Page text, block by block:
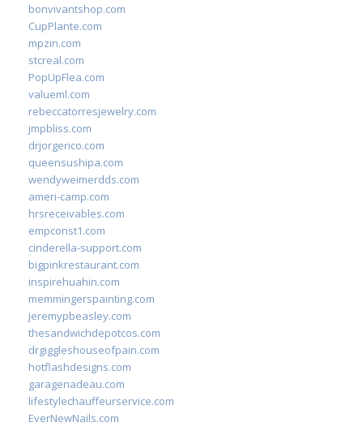
bonvivantshop.com
CupPlante.com
mpzin.com
stcreal.com
PopUpFlea.com
valueml.com
rebeccatorresjewelry.com
jmpbliss.com
drjorgerico.com
queensushipa.com
wendyweimerdds.com
ameri-camp.com
hrsreceivables.com
empconst1.com
cinderella-support.com
bigpinkrestaurant.com
inspirehuahin.com
memmingerspainting.com
jeremypbeasley.com
thesandwichdepotcos.com
drgiggleshouseofpain.com
hotflashdesigns.com
garagenadeau.com
lifestylechauffeurservice.com
EverNewNails.com